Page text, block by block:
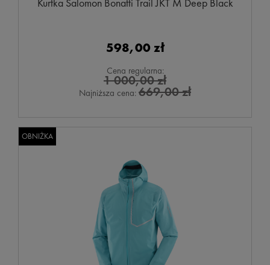
598,00 zł
Cena regularna:
1 000,00 zł
Najniższa cena: 669,00 zł
OBNIŻKA